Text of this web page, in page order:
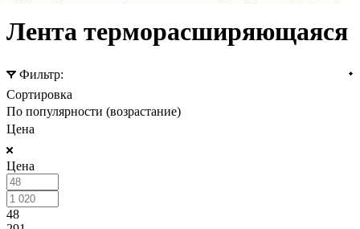
Лента терморасширяющаяся
Фильтр:
Сортировка
По популярности (возрастание)
Цена
Цена
48